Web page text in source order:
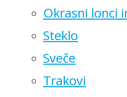
Okrasni lonci
Steklo
Sveče
Trakovi